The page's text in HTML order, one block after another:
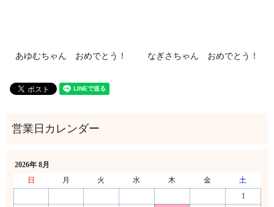
あゆむちゃん おめでとう！ なぎさちゃん おめでとう！
2026年 8月
日
月 火 水 木 金
土
1